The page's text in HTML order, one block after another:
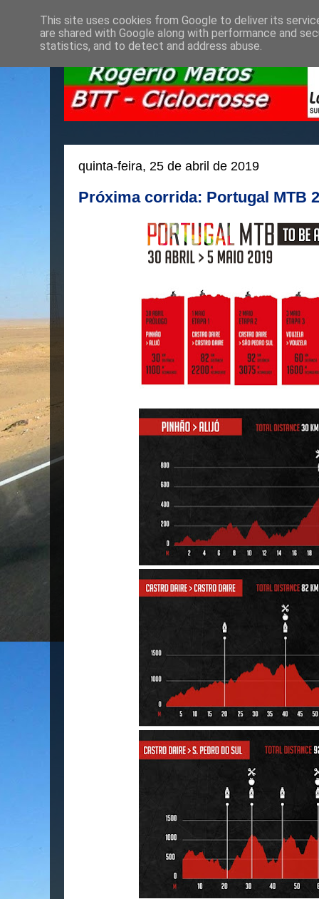
quinta-feira, 25 de abril de 2019
Próxima corrida: Portugal MTB
This site uses cookies from Google to deliver its
are shared with Google along with performance and
statistics, and to detect and address abuse.